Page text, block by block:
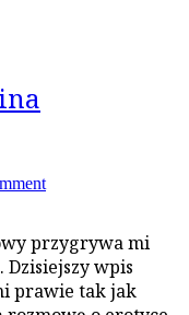
przygrywa mi
wpis
prawie tak jak